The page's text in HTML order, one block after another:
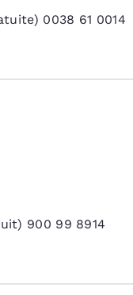
0038 61 0014
900 99 8914